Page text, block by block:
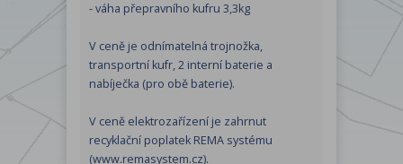
- váha přepravního kufru 3,3kg
V ceně je odnímatelná trojnožka,
transportní kufr, 2 interní baterie a
nabíječka (pro obě baterie).
V ceně elektrozařízení je zahrnut
recyklační poplatek REMA systému
(www.remasystem.cz).